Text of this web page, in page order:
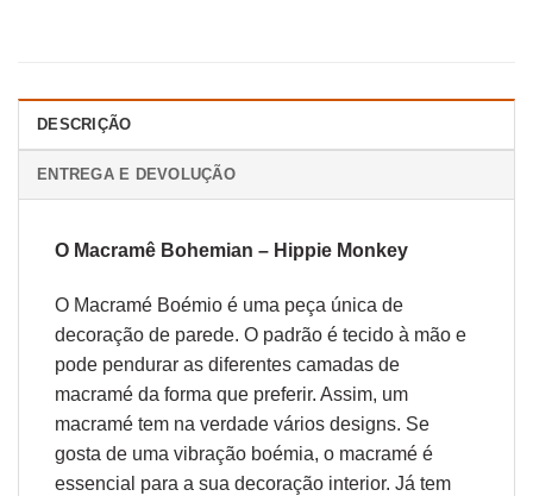
DESCRIÇÃO
ENTREGA E DEVOLUÇÃO
O Macramê Bohemian – Hippie Monkey
O Macramé Boémio é uma peça única de
decoração de parede. O padrão é tecido à mão e
pode pendurar as diferentes camadas de
macramé da forma que preferir. Assim, um
macramé tem na verdade vários designs. Se
gosta de uma vibração boémia, o macramé é
essencial para a sua decoração interior. Já tem